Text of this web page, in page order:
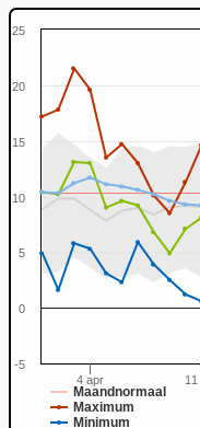
Maandnormaal
Maximum
Minimum
4 apr
-5
0
5
10
15
20
25